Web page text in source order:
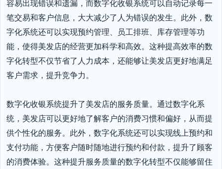
容易出现错误和遗漏，而数字化收银系统可以自动记录每一
笔交易和客户信息，大大减少了人为错误的发生。此外，数
字化系统还可以实现预约管理、员工排班、库存管理等功
能，使得美发店的经营更加科学和高效。这种提高效率的数
字化转型不仅节省了人力成本，还能够让美发店更好地满足
客户需求，提升竞争力。
数字化收银系统提升了美发店的服务质量。通过数字化系
统，美发店可以更好地了解客户的消费习惯和偏好，从而提
供个性化的服务。此外，数字化系统还可以实现线上预约和
支付功能，方便客户随时随地进行预约和付款，提升了顾客
的消费体验。这种提升服务质量的数字化转型不仅能够留住